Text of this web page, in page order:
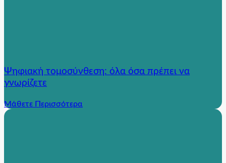
Ψηφιακή τομοσύνθεση: όλα όσα πρέπει να
γνωρίζετε
Μάθετε Περισσότερα